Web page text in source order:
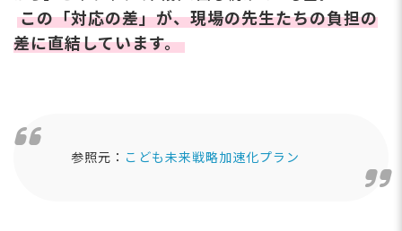
この「対応の差」が、現場の先生たちの負担の
差に直結しています。
参照元： こども未来戦略加速化プラン